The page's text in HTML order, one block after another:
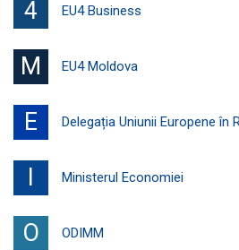
4 EU4 Business
M EU4 Moldova
E Delegația Uniunii Europene în
I Ministerul Economiei
O ODIMM